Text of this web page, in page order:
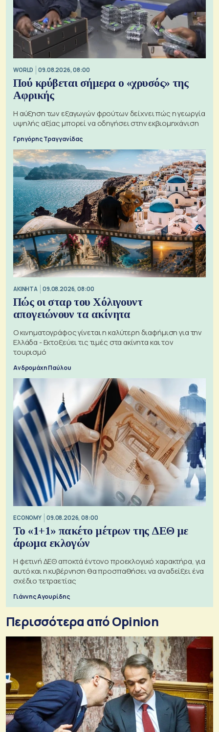
WORLD 09.08.2026, 08:00
Πού κρύβεται σήμερα ο «χρυσός» της
Αφρικής
Η αύξηση των εξαγωγών φρούτων δείχνει πώς η γεωργία
υψηλής αξίας μπορεί να οδηγήσει στην εκβιομηχάνιση
Γρηγόρης Τραγγανίδας
ΑΚΙΝΗΤΑ 09.08.2026, 08:00
Πώς οι σταρ του Χόλιγουντ
απογειώνουν τα ακίνητα
Ο κινηματογράφος γίνεται η καλύτερη διαφήμιση για την
Ελλάδα - Εκτοξεύει τις τιμές στα ακίνητα και τον
τουρισμό
Ανδρομάχη Παύλου
ECONOMY 09.08.2026, 08:00
Το «1+1» πακέτο μέτρων της ΔΕΘ με
άρωμα εκλογών
Η φετινή ΔΕΘ αποκτά έντονο προεκλογικό χαρακτήρα, για
αυτό και η κυβέρνηση θα προσπαθήσει να αναδείξει ένα
σχέδιο τετραετίας
Γιάννης Αγουρίδης
Περισσότερα από Opinion